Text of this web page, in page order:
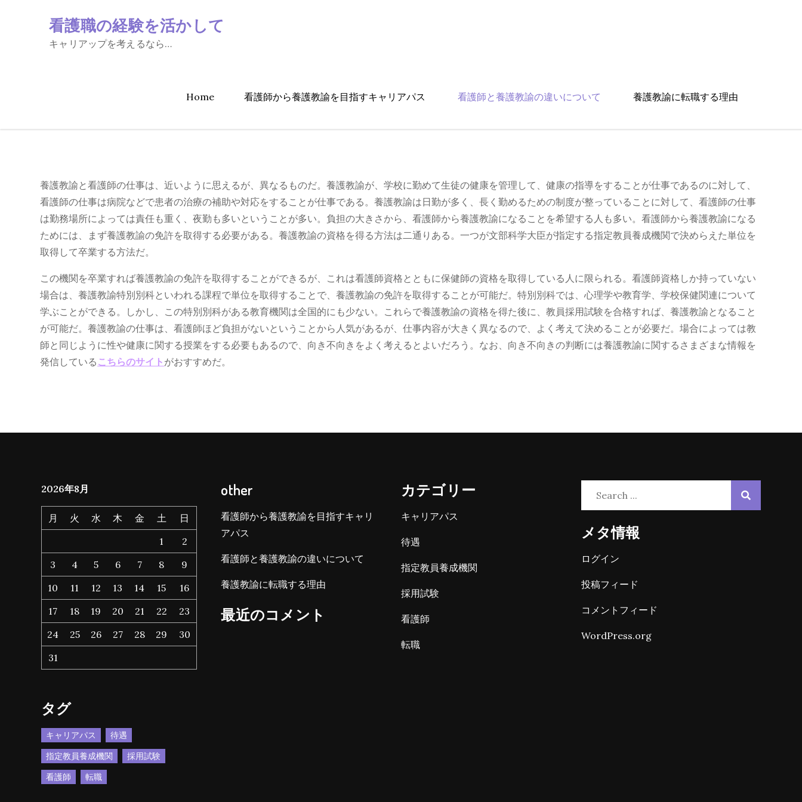
看護職の経験を活かして
キャリアップを考えるなら…
Home 看護師から養護教諭を目指すキャリアパス 看護師と養護教諭の違いについて 養護教諭に転職する理由
養護教諭と看護師の仕事は、近いように思えるが、異なるものだ。養護教諭が、学校に勤めて生徒の健康を管理して、健康の指導をすることが仕事であるのに対して、
看護師の仕事は病院などで患者の治療の補助や対応をすることが仕事である。養護教諭は日勤が多く、長く勤めるための制度が整っていることに対して、看護師の仕事
は勤務場所によっては責任も重く、夜勤も多いということが多い。負担の大きさから、看護師から養護教諭になることを希望する人も多い。看護師から養護教諭になる
ためには、まず養護教諭の免許を取得する必要がある。養護教諭の資格を得る方法は二通りある。一つが文部科学大臣が指定する指定教員養成機関で決めらえた単位を
取得して卒業する方法だ。
この機関を卒業すれば養護教諭の免許を取得することができるが、これは看護師資格とともに保健師の資格を取得している人に限られる。看護師資格しか持っていない
場合は、養護教諭特別別科といわれる課程で単位を取得することで、養護教諭の免許を取得することが可能だ。特別別科では、心理学や教育学、学校保健関連について
学ぶことができる。しかし、この特別別科がある教育機関は全国的にも少ない。これらで養護教諭の資格を得た後に、教員採用試験を合格すれば、養護教諭となること
が可能だ。養護教諭の仕事は、看護師ほど負担がないということから人気があるが、仕事内容が大きく異なるので、よく考えて決めることが必要だ。場合によっては教
師と同じように性や健康に関する授業をする必要もあるので、向き不向きをよく考えるとよいだろう。なお、向き不向きの判断には養護教諭に関するさまざまな情報を
発信している こちらのサイト がおすすめだ。
2026年8月
月 火 水 木 金 土
日
1
2
3
4 5 6 7 8
9
10
11 12 13 14 15
16
17
18 19 20 21 22
23
24
25 26 27 28 29
30
31
タグ
キャリアパス
待遇
指定教員養成機関
採用試験
看護師
転職
other
看護師から養護教諭を目指すキャリ
アパス
看護師と養護教諭の違いについて
養護教諭に転職する理由
最近のコメント
カテゴリー
キャリアパス
待遇
指定教員養成機関
採用試験
看護師
転職
メタ情報
ログイン
投稿フィード
コメントフィード
WordPress.org